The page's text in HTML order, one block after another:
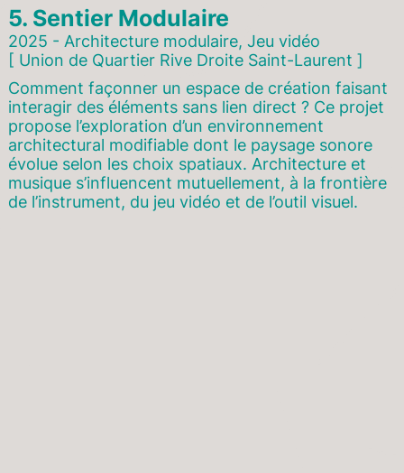
5. Sentier Modulaire
2025 - Architecture modulaire, Jeu vidéo
[ Union de Quartier Rive Droite Saint-Laurent ]
Comment façonner un espace de création faisant
interagir des éléments sans lien direct ? Ce projet
propose l’exploration d’un environnement
architectural modifiable dont le paysage sonore
évolue selon les choix spatiaux. Architecture et
musique s’influencent mutuellement, à la frontière
de l’instrument, du jeu vidéo et de l’outil visuel.